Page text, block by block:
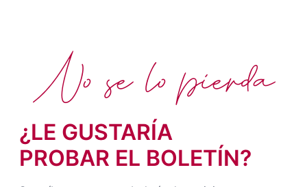
¿LE GUSTARÍA
PROBAR EL BOLETÍN?
No se lo pierda